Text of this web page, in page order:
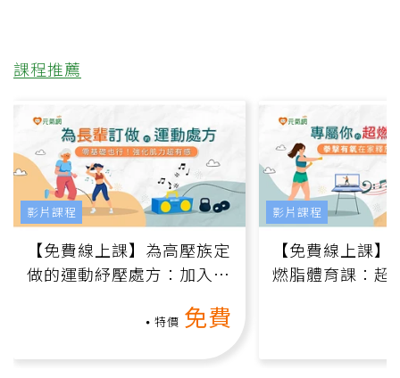
課程推薦
【免費線上課】為高壓族定
做的運動紓壓處方：加入行
特價 免費
影片課程
【免費線上課
燃脂體育課：超
影片課程